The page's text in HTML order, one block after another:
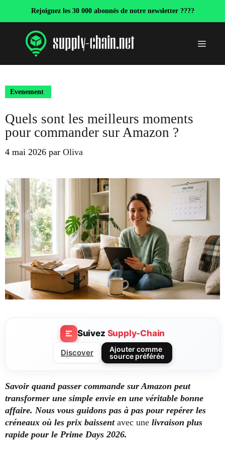
Rejoignez les 30 000 abonnés de notre newsletter ????
Menu
Evenement
Quels sont les meilleurs moments
pour commander sur Amazon ?
4 mai 2026 par Oliva
Suivez Supply-Chain
Discover
Ajouter comme
source préférée
Savoir quand passer commande sur Amazon peut
transformer une simple envie en une véritable bonne
affaire. Nous vous guidons pas à pas pour repérer les
créneaux où les prix baissent avec une livraison plus
rapide pour le Prime Days 2026.